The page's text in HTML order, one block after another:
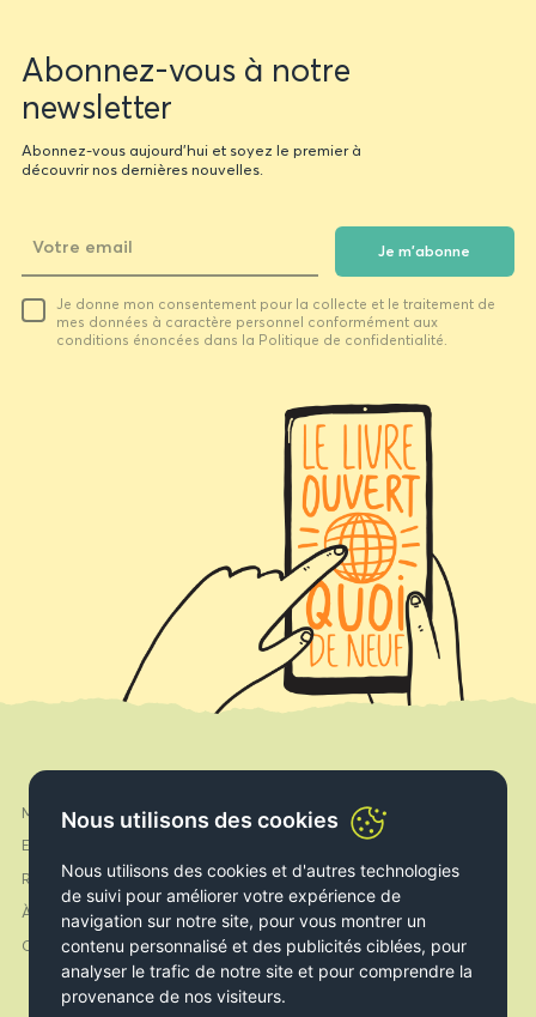
Nous utilisons des cookies
Nous utilisons des cookies et d'autres technologies
de suivi pour améliorer votre expérience de
navigation sur notre site, pour vous montrer un
contenu personnalisé et des publicités ciblées, pour
analyser le trafic de notre site et pour comprendre la
provenance de nos visiteurs.
Newsletter
form
Abonnez-vous à notre
newsletter
Abonnez-vous aujourd'hui et soyez le premier à
découvrir nos dernières nouvelles.
email
Je m'abonne
Je donne mon consentement pour la collecte et le traitement de
mes données à caractère personnel conformément aux
conditions énoncées dans la Politique de confidentialité.
Mon compte
Expédition & Livraison
Retours & Echanges
À propos de nous
Contact
Facebook